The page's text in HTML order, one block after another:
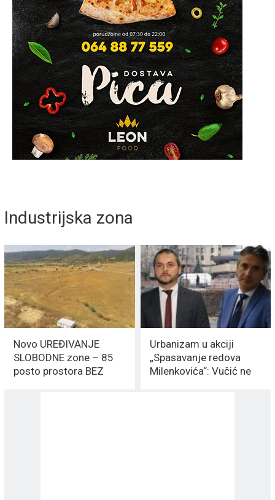
Industrijska zona
Novo UREĐIVANJE
SLOBODNE zone – 85
posto prostora BEZ
Urbanizam u akciji
„Spasavanje redova
Milenkovića“: Vučić ne